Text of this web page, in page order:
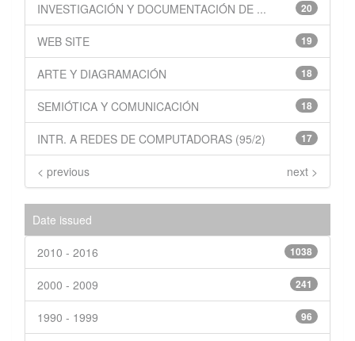
20
INVESTIGACIÓN Y DOCUMENTACIÓN DE ...
19
WEB SITE
18
ARTE Y DIAGRAMACIÓN
18
SEMIÓTICA Y COMUNICACIÓN
17
INTR. A REDES DE COMPUTADORAS (95/2)
< previous next >
Date issued
1038
2010 - 2016
241
2000 - 2009
96
1990 - 1999